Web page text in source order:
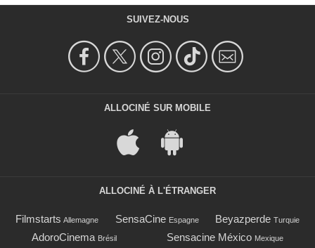
SUIVEZ-NOUS
ALLOCINÉ SUR MOBILE
ALLOCINÉ À L'ÉTRANGER
Filmstarts Allemagne SensaCine Espagne Beyazperde Turquie
AdoroCinema Brésil Sensacine México Mexique